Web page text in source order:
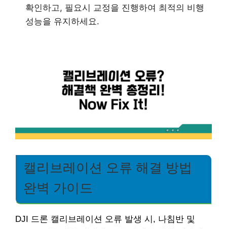
확인하고, 필요시 교정을 진행하여 최적의 비행
성능을 유지하세요.
캘리브레이션 오류 해결 방법
완벽 가이드
DJI 드론 캘리브레이션 오류 발생 시, 나침반 및